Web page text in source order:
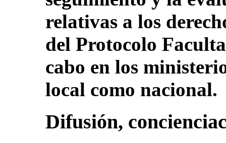
relativas a los
del Protocolo
cabo en los
local como nacional.
Difusión,